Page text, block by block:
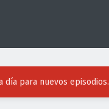
día para nuevos episodios.